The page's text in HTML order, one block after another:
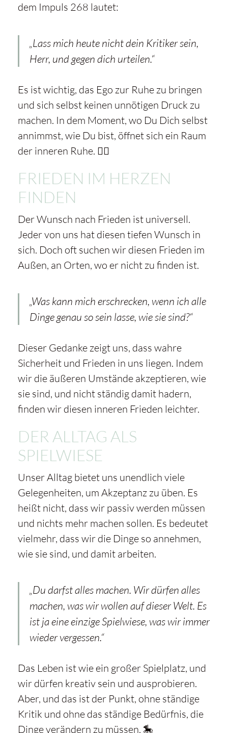
dem Impuls 268 lautet:
„Lass mich heute nicht dein Kritiker sein,
Herr, und gegen dich urteilen.“
Es ist wichtig, das Ego zur Ruhe zu bringen
und sich selbst keinen unnötigen Druck zu
machen. In dem Moment, wo Du Dich selbst
annimmst, wie Du bist, öffnet sich ein Raum
der inneren Ruhe. 🧘‍♀️
FRIEDEN IM HERZEN
FINDEN
Der Wunsch nach Frieden ist universell.
Jeder von uns hat diesen tiefen Wunsch in
sich. Doch oft suchen wir diesen Frieden im
Außen, an Orten, wo er nicht zu finden ist.
„Was kann mich erschrecken, wenn ich alle
Dinge genau so sein lasse, wie sie sind?“
Dieser Gedanke zeigt uns, dass wahre
Sicherheit und Frieden in uns liegen. Indem
wir die äußeren Umstände akzeptieren, wie
sie sind, und nicht ständig damit hadern,
finden wir diesen inneren Frieden leichter.
DER ALLTAG ALS
SPIELWIESE
Unser Alltag bietet uns unendlich viele
Gelegenheiten, um Akzeptanz zu üben. Es
heißt nicht, dass wir passiv werden müssen
und nichts mehr machen sollen. Es bedeutet
vielmehr, dass wir die Dinge so annehmen,
wie sie sind, und damit arbeiten.
„Du darfst alles machen. Wir dürfen alles
machen, was wir wollen auf dieser Welt. Es
ist ja eine einzige Spielwiese, was wir immer
wieder vergessen.“
Das Leben ist wie ein großer Spielplatz, und
wir dürfen kreativ sein und ausprobieren.
Aber, und das ist der Punkt, ohne ständige
Kritik und ohne das ständige Bedürfnis, die
Dinge verändern zu müssen. 🎠